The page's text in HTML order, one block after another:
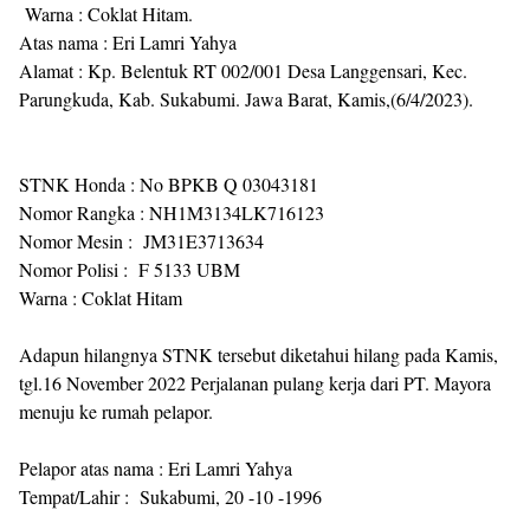
Warna : Coklat Hitam.
Atas nama : Eri Lamri Yahya
Alamat : Kp. Belentuk RT 002/001 Desa Langgensari, Kec.
Parungkuda, Kab. Sukabumi. Jawa Barat, Kamis,(6/4/2023).
STNK Honda : No BPKB Q 03043181
Nomor Rangka : NH1M3134LK716123
Nomor Mesin : JM31E3713634
Nomor Polisi : F 5133 UBM
Warna : Coklat Hitam
Adapun hilangnya STNK tersebut diketahui hilang pada Kamis,
tgl.16 November 2022 Perjalanan pulang kerja dari PT. Mayora
menuju ke rumah pelapor.
Pelapor atas nama : Eri Lamri Yahya
Tempat/Lahir : Sukabumi, 20 -10 -1996